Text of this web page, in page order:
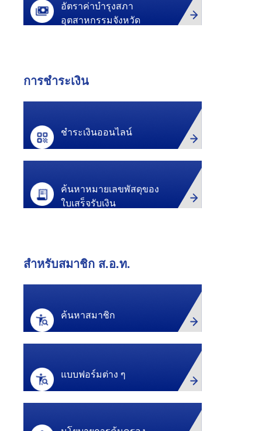
อัตราค่าบำรุงสภา
อุตสาหกรรมจังหวัด
การชำระเงิน
ชำระเงินออนไลน์
ค้นหาหมายเลขพัสดุของ
ใบเสร็จรับเงิน
สำหรับสมาชิก ส.อ.ท.
ค้นหาสมาชิก
แบบฟอร์มต่าง ๆ